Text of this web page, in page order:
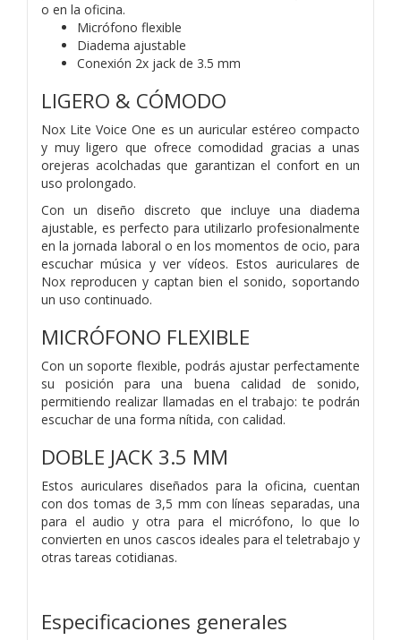
o en la oficina.
Micrófono flexible
Diadema ajustable
Conexión 2x jack de 3.5 mm
LIGERO & CÓMODO
Nox Lite Voice One es un auricular estéreo compacto
y muy ligero que ofrece comodidad gracias a unas
orejeras acolchadas que garantizan el confort en un
uso prolongado.
Con un diseño discreto que incluye una diadema
ajustable, es perfecto para utilizarlo profesionalmente
en la jornada laboral o en los momentos de ocio, para
escuchar música y ver vídeos. Estos auriculares de
Nox reproducen y captan bien el sonido, soportando
un uso continuado.
MICRÓFONO FLEXIBLE
Con un soporte flexible, podrás ajustar perfectamente
su posición para una buena calidad de sonido,
permitiendo realizar llamadas en el trabajo: te podrán
escuchar de una forma nítida, con calidad.
DOBLE JACK 3.5 MM
Estos auriculares diseñados para la oficina, cuentan
con dos tomas de 3,5 mm con líneas separadas, una
para el audio y otra para el micrófono, lo que lo
convierten en unos cascos ideales para el teletrabajo y
otras tareas cotidianas.
Especificaciones generales